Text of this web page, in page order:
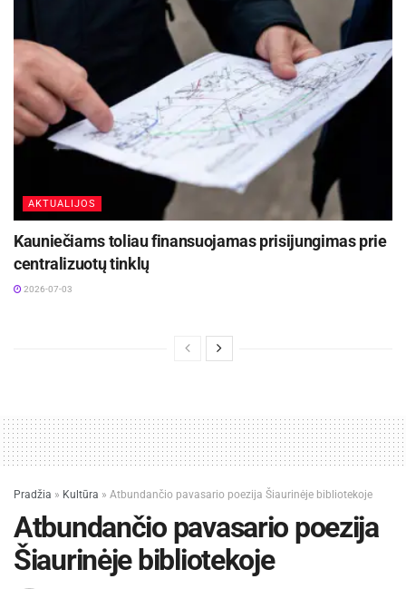
AKTUALIJOS
Kauniečiams toliau finansuojamas prisijungimas prie
centralizuotų tinklų
2026-07-03
Pradžia » Kultūra » Atbundančio pavasario poezija Šiaurinėje bibliotekoje
Atbundančio pavasario poezija
Šiaurinėje bibliotekoje